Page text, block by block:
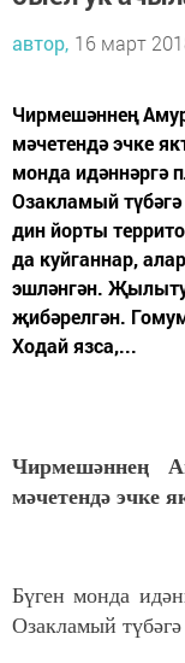
автор, 16 март
Чирмешәннең
мәчетендә эчке
монда идәннәргә
Озакламый
дин йорты
да куйганнар,
эшләнгән.
җибәрелгән.
Ходай язса,...
Чирмешәннең
мәчетендә эчке
Бүген монда
Озакламый